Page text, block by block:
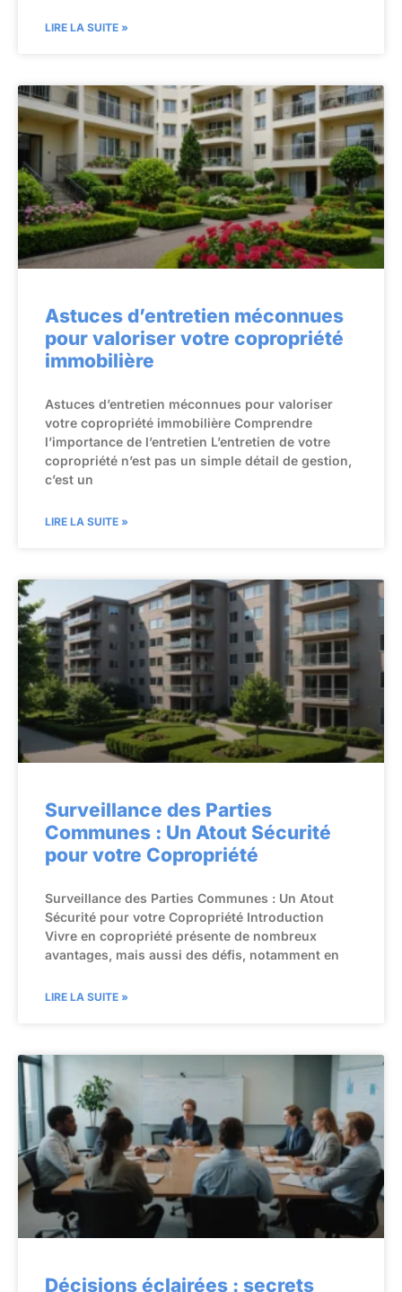
LIRE LA SUITE »
Astuces d’entretien méconnues
pour valoriser votre copropriété
immobilière
Astuces d’entretien méconnues pour valoriser
votre copropriété immobilière Comprendre
l’importance de l’entretien L’entretien de votre
copropriété n’est pas un simple détail de gestion,
c’est un
LIRE LA SUITE »
Surveillance des Parties
Communes : Un Atout Sécurité
pour votre Copropriété
Surveillance des Parties Communes : Un Atout
Sécurité pour votre Copropriété Introduction
Vivre en copropriété présente de nombreux
avantages, mais aussi des défis, notamment en
LIRE LA SUITE »
Décisions éclairées : secrets